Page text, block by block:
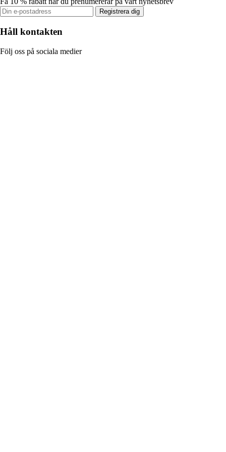
Registrera dig
Håll kontakten
Följ oss på sociala medier